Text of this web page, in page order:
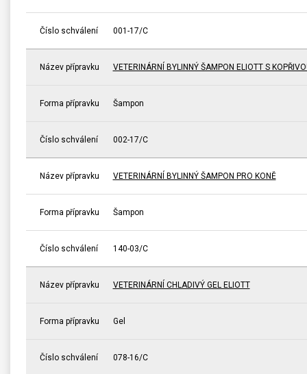
Číslo schválení 001-17/C
Název přípravku VETERINÁRNÍ BYLINNÝ ŠAMPON ELIOTT S
Forma přípravku Šampon
Číslo schválení 002-17/C
Název přípravku VETERINÁRNÍ BYLINNÝ ŠAMPON PRO KONĚ
Forma přípravku Šampon
Číslo schválení 140-03/C
Název přípravku VETERINÁRNÍ CHLADIVÝ GEL ELIOTT
Forma přípravku Gel
Číslo schválení 078-16/C